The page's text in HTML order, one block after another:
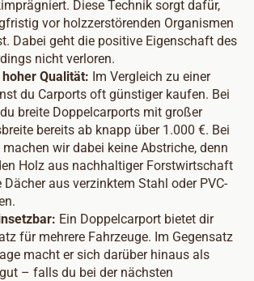
Diese Technik sorgt dafür,
vor holzzerstörenden Organismen
Dabei geht die positive Eigenschaft des
nicht verloren.
Qualität: Im Vergleich zu einer
du Carports oft günstiger kaufen. Bei
breite Doppelcarports mit großer
bereits ab knapp über 1.000 €. Bei
wir dabei keine Abstriche, denn
Holz aus nachhaltiger Forstwirtschaft
Dächer aus verzinktem Stahl oder PVC-
Ein Doppelcarport bietet dir
für mehrere Fahrzeuge. Im Gegensatz
macht er sich darüber hinaus als
– falls du bei der nächsten